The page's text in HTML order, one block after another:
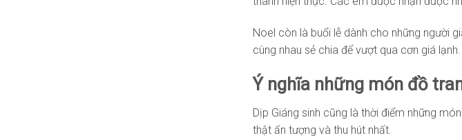
Noel còn là buổi lễ dành cho những người
cùng nhau sẻ chia để vượt qua cơn giá lạnh.
Ý nghĩa những món đồ
Dịp Giáng sinh cũng là thời điểm những
thật ấn tượng và thu hút nhất.